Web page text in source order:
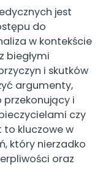
jest
do
w kontekście
biegłymi
i skutków
argumenty,
i
czy
kluczowe w
który nierzadko
oraz